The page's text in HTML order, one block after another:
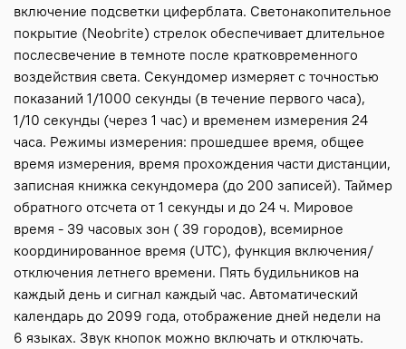
включение подсветки циферблата. Светонакопительное
покрытие (Neobrite) стрелок обеспечивает длительное
послесвечение в темноте после кратковременного
воздействия света. Секундомер измеряет с точностью
показаний 1/1000 секунды (в течение первого часа),
1/10 секунды (через 1 час) и временем измерения 24
часа. Режимы измерения: прошедшее время, общее
время измерения, время прохождения части дистанции,
записная книжка секундомера (до 200 записей). Таймер
обратного отсчета от 1 секунды и до 24 ч. Мировое
время - 39 часовых зон ( 39 городов), всемирное
координированное время (UTC), функция включения/
отключения летнего времени. Пять будильников на
каждый день и сигнал каждый час. Автоматический
календарь до 2099 года, отображение дней недели на
6 языках. Звук кнопок можно включать и отключать.